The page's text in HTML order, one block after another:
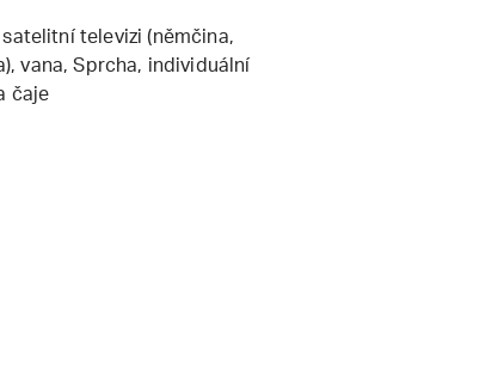
televizi (němčina,
vana, Sprcha, individuální
čaje